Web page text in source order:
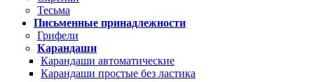
Тесьма
Письменные принадлежности
Грифели
Карандаши
Карандаши автоматические
Карандаши простые без ластика